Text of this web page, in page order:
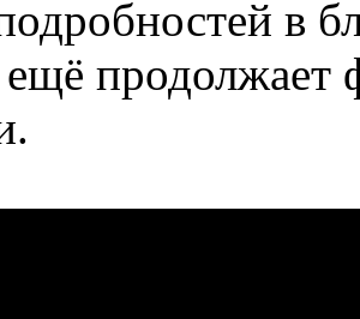
в
ещё продолжает